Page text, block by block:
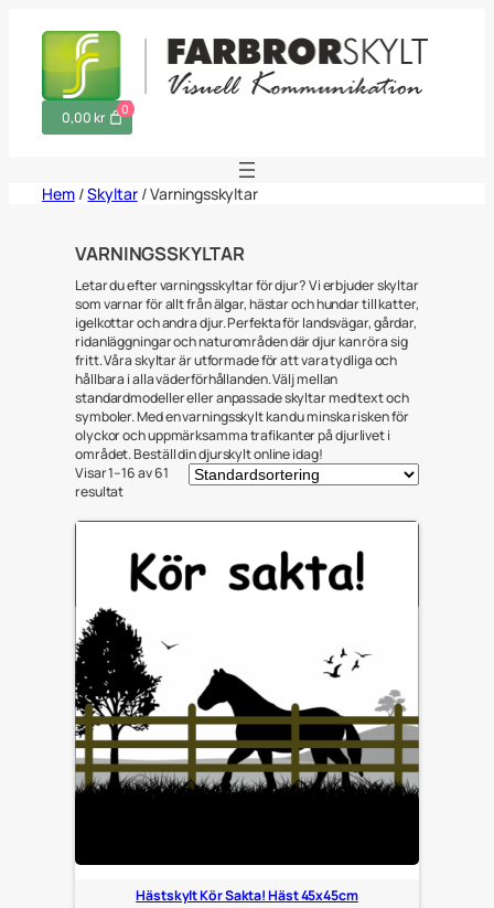
0
0,00 kr
Hem/Skyltar/ Varningsskyltar
VARNINGSSKYLTAR
Letar du efter varningsskyltar för djur? Vi erbjuder skyltar
som varnar för allt från älgar, hästar och hundar till katter,
igelkottar och andra djur. Perfekta för landsvägar, gårdar,
ridanläggningar och naturområden där djur kan röra sig
fritt. Våra skyltar är utformade för att vara tydliga och
hållbara i alla väderförhållanden. Välj mellan
standardmodeller eller anpassade skyltar med text och
symboler. Med en varningsskylt kan du minska risken för
olyckor och uppmärksamma trafikanter på djurlivet i
området. Beställ din djurskylt online idag!
Visar 1–16 av 61
resultat
Hästskylt Kör Sakta! Häst 45x45cm